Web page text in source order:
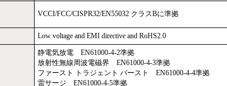
VCCI/FCC/CISPR32/EN55032 クラスBに準拠
Low voltage and EMI directive and RoHS2.0
静電気放電 EN61000-4-2準拠
放射性無線周波電磁界 EN61000-4-3準拠
ファースト トラジェント バースト EN61000-4-4準拠
雷サージ EN61000-4-5準拠